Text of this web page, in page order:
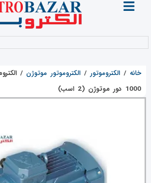
خانه / الکتروموتور / الکتروموتور موتوژن /
1000 دور موتوژن (2 اسب)